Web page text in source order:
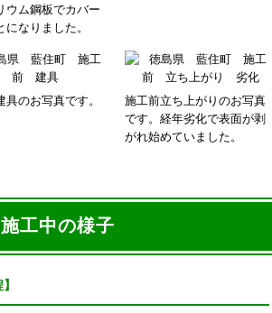
ウム鋼板でカバー
になりました。
具のお写真です。
施工前立ち上がりのお写真
です。経年劣化で表面が剥
がれ始めていました。
工中の様子